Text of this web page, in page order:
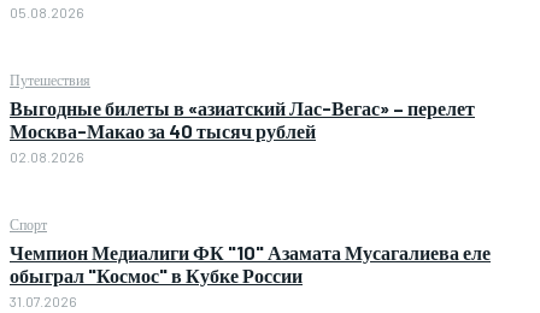
05.08.2026
Путешествия
Выгодные билеты в «азиатский Лас-Вегас» – перелет
Москва-Макао за 40 тысяч рублей
02.08.2026
Спорт
Чемпион Медиалиги ФК "10" Азамата Мусагалиева еле
обыграл "Космос" в Кубке России
31.07.2026